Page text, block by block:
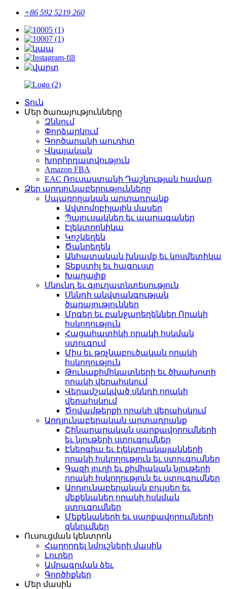
+86 592 5219 260
Տուն
Մեր ծառայությունները
Զննում
Փորձարկում
Գործարանի աուդիտ
Վկայական
Խորհրդատվություն
Amazon FBA
EAC Ռուսաստանի Դաշնության համար
Ձեր արդյունաբերությունները
Սպառողական արտադրանք
Ավտոմոբիլային մասեր
Պայուսակներ եւ պարագաներ
Էլեկտրոնիկա
Կոշկեղեն
Ծանրեղեն
Անհատական ​​խնամք եւ կոսմետիկա
Տեքստիլ եւ հագուստ
Խաղալիք
Սնունդ եւ գյուղատնտեսություն
Սննդի անվտանգության
ծառայություններ
Մրգեր եւ բանջարեղեններ Որակի
հսկողություն
Հացահատիկի որակի հսկման
ստուգում
Միս եւ թռչնաբուծական որակի
հսկողություն
Թունաքիմիկատների եւ ծխախոտի
որակի վերահսկում
Վերամշակված սննդի որակի
վերահսկում
Ծովամթերքի որակի վերահսկում
Արդյունաբերական արտադրանք
Շինարարական սարքավորումների
եւ նյութերի ստուգումներ
Էներգիա եւ էլեկտրակայանների
որակի հսկողություն եւ ստուգումներ
Գազի յուղի եւ քիմիական նյութերի
որակի հսկողություն եւ ստուգումներ
Արդյունաբերական բույսեր եւ
մեքենաներ որակի հսկման
ստուգումներ
Մեքենաների եւ սարքավորումների
զննումներ
Ուսուցման կենտրոն
Հաղորդել նմուշների մասին
Լուրեր
Ամրագրման ձեւ
Գործիքներ
Մեր մասին